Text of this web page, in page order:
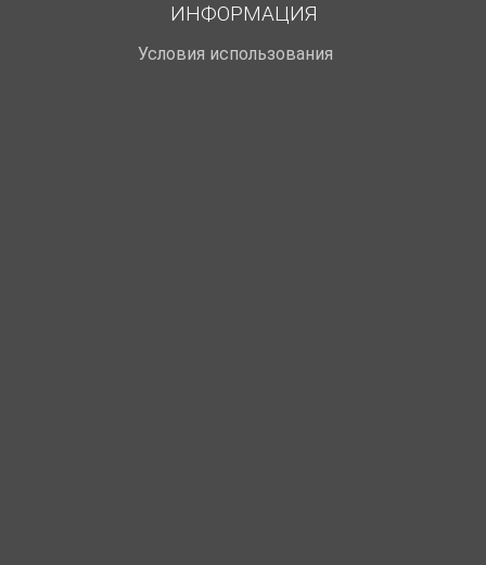
ИНФОРМАЦИЯ
Условия использования